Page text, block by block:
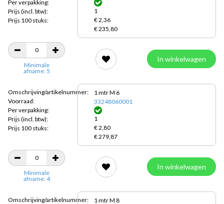
Per verpakking:
Prijs (incl. btw):
Prijs 100 stuks:
1
€ 2,36
€ 235,80
Minimale
afname: 5
In winkelwagen
Omschrijving/artikelnummer:
Voorraad:
Per verpakking:
Prijs (incl. btw):
Prijs 100 stuks:
1 mtr M 6
33248060001
1
€ 2,80
€ 279,87
Minimale
afname: 4
In winkelwagen
Omschrijving/artikelnummer:
1 mtr M 8